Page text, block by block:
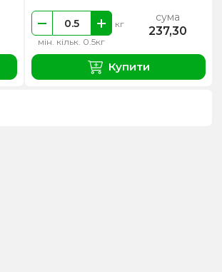
мін. кільк. 0.5кг
кг сума
237,30
Купити